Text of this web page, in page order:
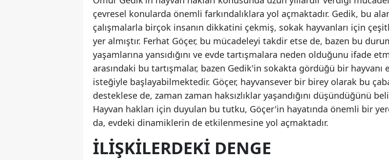
çevresel konularda önemli farkındalıklara yol açmaktadır. Gedik, bu
çalışmalarla birçok insanın dikkatini çekmiş, sokak hayvanları için
yer almıştır. Ferhat Göçer, bu mücadeleyi takdir etse de, bazen bu
yaşamlarına yansıdığını ve evde tartışmalara neden olduğunu ifade
arasındaki bu tartışmalar, bazen Gedik'in sokakta gördüğü bir hayvanı
isteğiyle başlayabilmektedir. Göçer, hayvansever bir birey olarak bu
desteklese de, zaman zaman haksızlıklar yaşandığını düşündüğünü
Hayvan hakları için duyulan bu tutku, Göçer'in hayatında önemli bir
da, evdeki dinamiklerin de etkilenmesine yol açmaktadır.
İLIŞKILERDEKI DENGE